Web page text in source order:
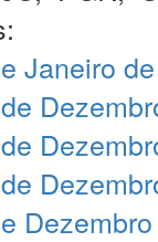
Janeiro